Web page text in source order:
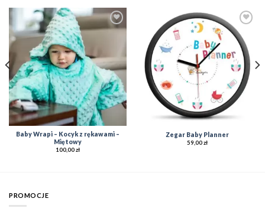
Add to
Baby Wrapi – Kocyk z rękawami –
Miętowy
100,00zł
Add to
Wishlist
Zegar Baby Planner
59,00zł
PROMOCJE